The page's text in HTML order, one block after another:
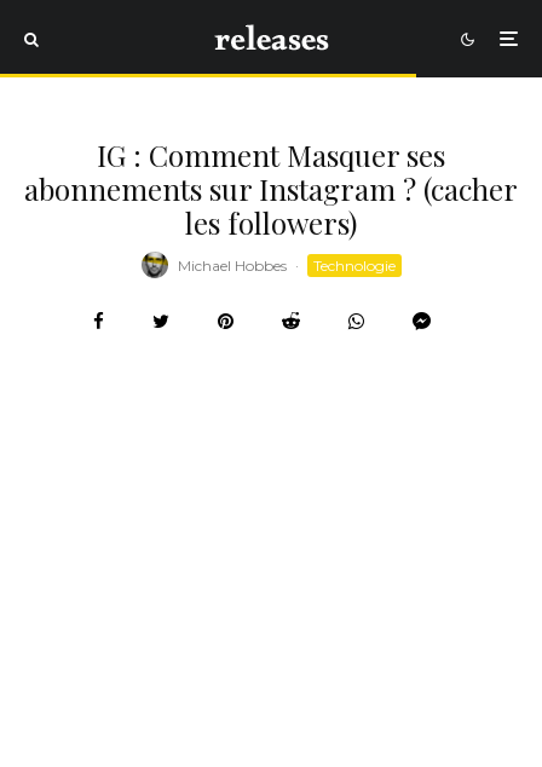
IG : Comment Masquer ses
abonnements sur Instagram ? (cacher
les followers)
Michael Hobbes · Technologie